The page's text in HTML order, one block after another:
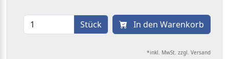
Stück In den Warenkorb
*inkl. MwSt. zzgl. Versand